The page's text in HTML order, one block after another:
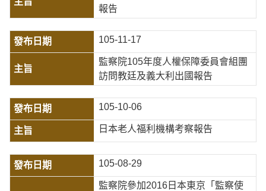
報告
105-11-17
監察院105年度人權保障委員會組團
訪問教廷及義大利出國報告
105-10-06
日本老人福利機構考察報告
105-08-29
監察院參加2016日本東京「監察使